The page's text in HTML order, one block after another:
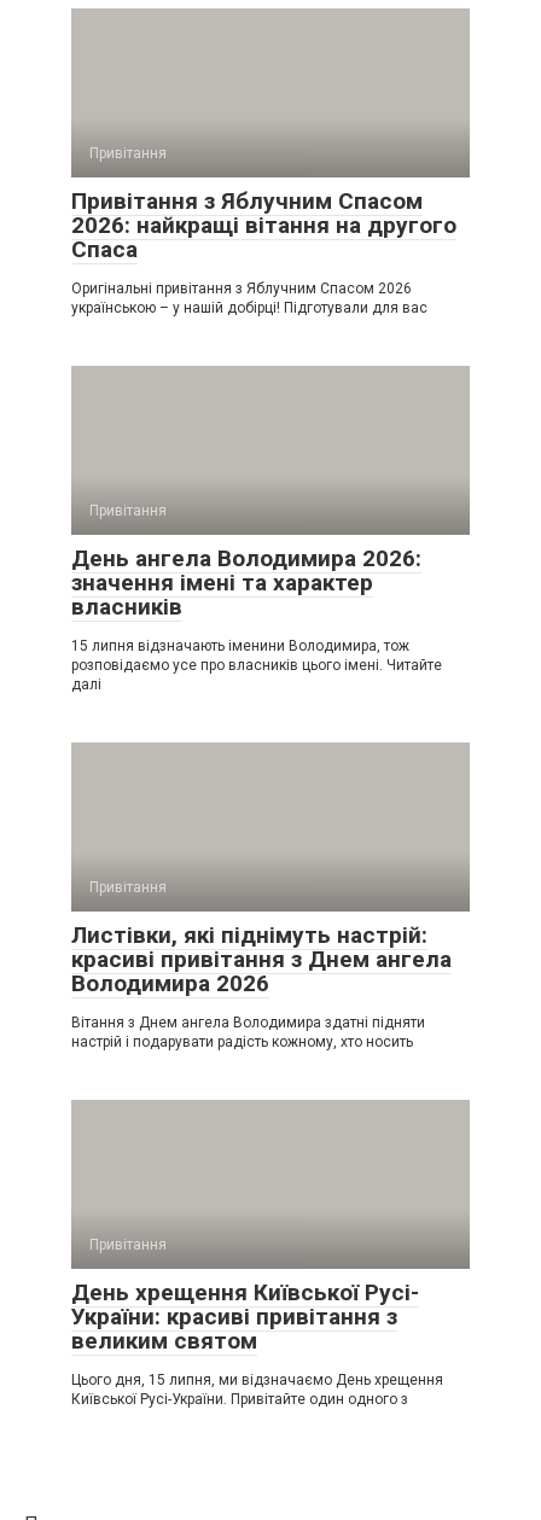
Привітання
Привітання з Яблучним Спасом
2026: найкращі вітання на другого
Спаса
Оригінальні привітання з Яблучним Спасом 2026
українською – у нашій добірці! Підготували для вас
Привітання
День ангела Володимира 2026:
значення імені та характер
власників
15 липня відзначають іменини Володимира, тож
розповідаємо усе про власників цього імені. Читайте
далі
Привітання
Листівки, які піднімуть настрій:
красиві привітання з Днем ангела
Володимира 2026
Вітання з Днем ангела Володимира здатні підняти
настрій і подарувати радість кожному, хто носить
Привітання
День хрещення Київської Русі-
України: красиві привітання з
великим святом
Цього дня, 15 липня, ми відзначаємо День хрещення
Київської Русі-України. Привітайте один одного з